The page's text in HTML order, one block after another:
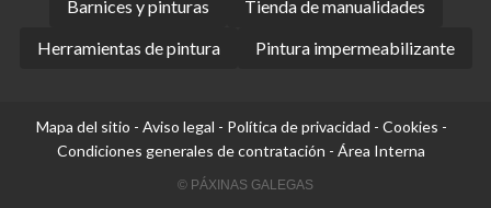
Barnices y pinturas
Tienda de manualidades
Herramientas de pintura
Pintura impermeabilizante
Mapa del sitio - Aviso legal - Política de privacidad - Cookies -
Condiciones generales de contratación - Área Interna
© PÁXINAS GALEGAS